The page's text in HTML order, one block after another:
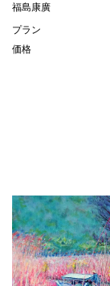
福島康廣
プラン
価格